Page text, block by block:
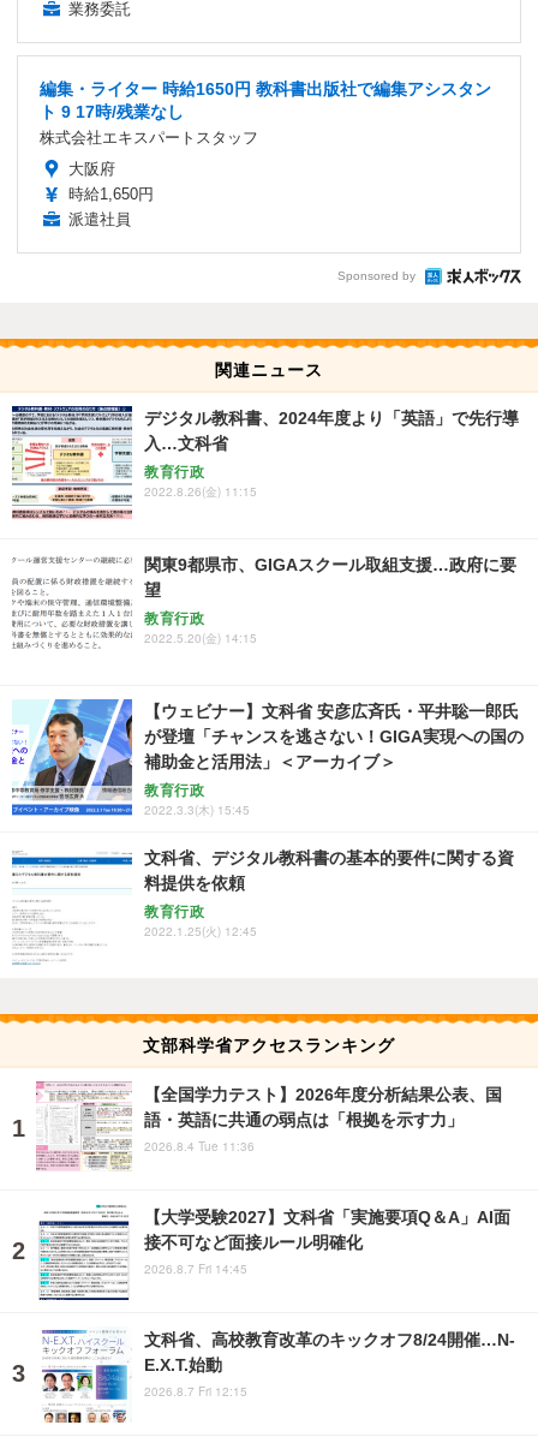
業務委託
編集・ライター 時給1650円 教科書出版社で編集アシスタン
ト 9 17時/残業なし
株式会社エキスパートスタッフ
大阪府
時給1,650円
派遣社員
Sponsored by
関連ニュース
デジタル教科書、2024年度より「英語」で先行導
入…文科省
教育行政
2022.8.26(金) 11:15
関東9都県市、GIGAスクール取組支援…政府に要
望
教育行政
2022.5.20(金) 14:15
【ウェビナー】文科省 安彦広斉氏・平井聡一郎氏
が登壇「チャンスを逃さない！GIGA実現への国の
補助金と活用法」＜アーカイブ＞
教育行政
2022.3.3(木) 15:45
文科省、デジタル教科書の基本的要件に関する資
料提供を依頼
教育行政
2022.1.25(火) 12:45
文部科学省アクセスランキング
【全国学力テスト】2026年度分析結果公表、国
語・英語に共通の弱点は「根拠を示す力」
2026.8.4 Tue 11:36
【大学受験2027】文科省「実施要項Q＆A」AI面
接不可など面接ルール明確化
2026.8.7 Fri 14:45
文科省、高校教育改革のキックオフ8/24開催…N-
E.X.T.始動
2026.8.7 Fri 12:15